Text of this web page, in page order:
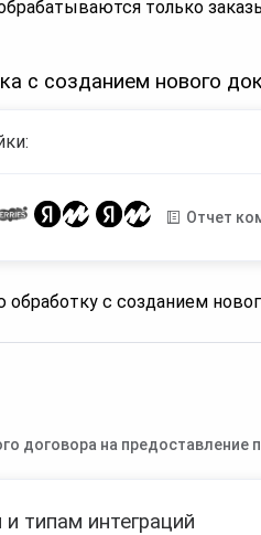
только
с созданием нового
Отчет
с созданием
договора на
типам интеграций